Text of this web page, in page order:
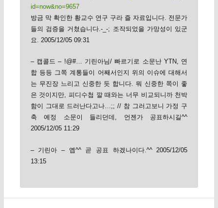
id=now&no=9657
방금 막 확인한 황교수 연구 구라 즐 자료입니다. 전문가
들의 검증을 거쳤습니다.-_-; 조작되었을 가망성이 있군
요. 2005/12/05 09:31
– 캡콜드 – !@#… 기린아님/ 빠르기로 소문난 YTN, 연
합 등등 그쪽 계통들이 어째서인지 위의 이슈에 대해서
는 무진장 느리고 신중한 듯 합니다. 뭐 신중한 쪽이 좋
은 것이지만, 피디수첩 깔 때와는 너무 비교되니까 천박
함이 그대로 드러난다고나…;; // 참 그러고보니 가정 구
축 예정 소문이 들리던데, 언젠가 공표하시길^^
2005/12/05 11:29
– 기린아 – 옙^^ 곧 공표 하겠나이다.^^ 2005/12/05
13:15